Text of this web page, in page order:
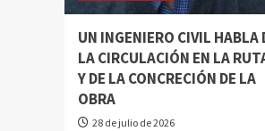
UN INGENIERO CIVIL HABLA
LA CIRCULACIÓN EN LA
Y DE LA CONCRECIÓN DE LA
OBRA
28 de julio de 2026